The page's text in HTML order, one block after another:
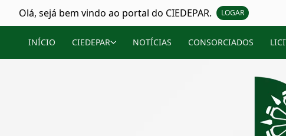
Olá, sejá bem vindo ao portal do CIEDEPAR. LOGAR
INÍCIO CIEDEPAR NOTÍCIAS CONSORCIADOS